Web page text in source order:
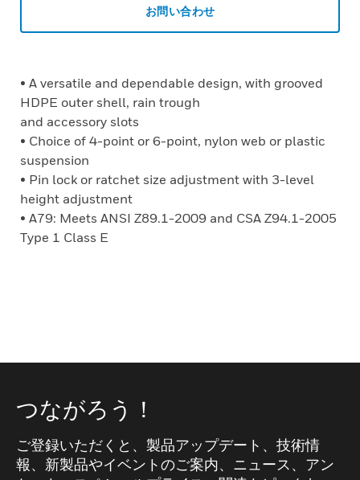
お問い合わせ
• A versatile and dependable design, with grooved
HDPE outer shell, rain trough
and accessory slots
• Choice of 4-point or 6-point, nylon web or plastic
suspension
• Pin lock or ratchet size adjustment with 3-level
height adjustment
• A79: Meets ANSI Z89.1-2009 and CSA Z94.1-2005
Type 1 Class E
つながろう！
ご登録いただくと、製品アップデート、技術情
報、新製品やイベントのご案内、ニュース、アン